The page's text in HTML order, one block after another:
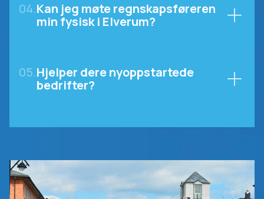
04.Kan jeg møte regnskapsføreren
min fysisk i Elverum?
05.Hjelper dere nyoppstartede
bedrifter?